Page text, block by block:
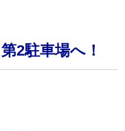
2駐車場へ！